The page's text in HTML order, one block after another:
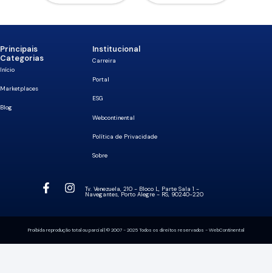
Principais
Categorias
Início
Marketplaces
Blog
Institucional
Carreira
Portal
ESG
Webcontinental
Política de Privacidade
Sobre
Tv. Venezuela, 210 - Bloco L, Parte Sala 1 -
Navegantes, Porto Alegre - RS, 90240-220
Proibida reprodução total ou parcial | © 2007 - 2025 Todos os direitos reservados - WebContinental